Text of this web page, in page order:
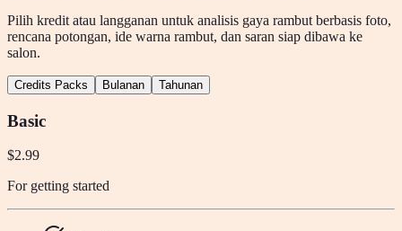
Pilih kredit atau langganan untuk analisis gaya rambut berbasis foto,
rencana potongan, ide warna rambut, dan saran siap dibawa ke
salon.
Credits Packs Bulanan Tahunan
Basic
$2.99
For getting started